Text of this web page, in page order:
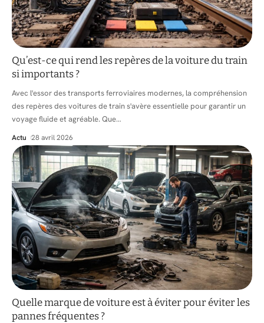
Qu’est-ce qui rend les repères de la voiture du train
si importants ?
Avec l'essor des transports ferroviaires modernes, la compréhension
des repères des voitures de train s'avère essentielle pour garantir un
voyage fluide et agréable. Que…
Actu 28 avril 2026
Quelle marque de voiture est à éviter pour éviter les
pannes fréquentes ?